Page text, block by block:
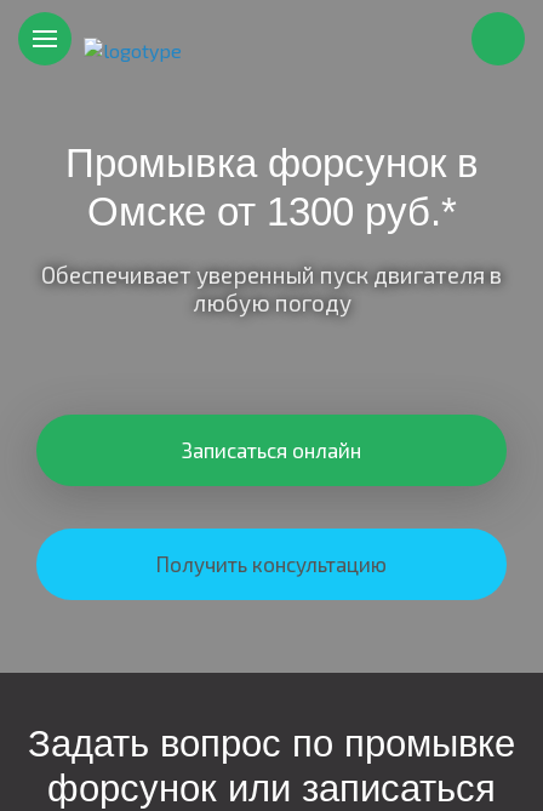
Промывка форсунок в
Омске от 1300 руб.*
Обеспечивает уверенный пуск двигателя в
любую погоду
Записаться онлайн
Получить консультацию
Задать вопрос по промывке
форсунок или записаться